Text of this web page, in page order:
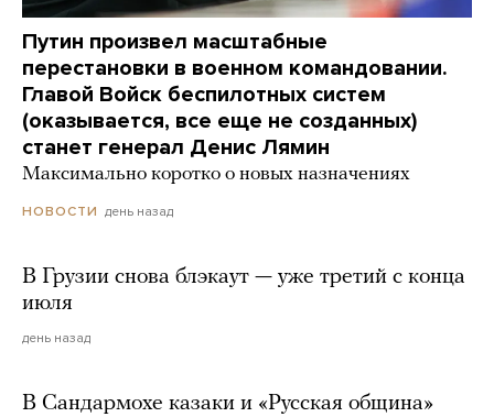
Путин произвел масштабные
перестановки в военном командовании.
Главой Войск беспилотных систем
(оказывается, все еще не созданных)
станет генерал Денис Лямин
Максимально коротко о новых назначениях
НОВОСТИ день назад
В Грузии снова блэкаут — уже третий с конца
июля
день назад
В Сандармохе казаки и «Русская община»